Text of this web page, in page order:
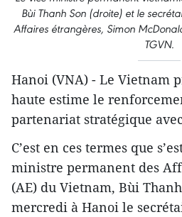
Bùi Thanh Son (droite) et le
Affaires étrangères, Simon
TGVN.
Hanoi (VNA) - Le Vietnam
haute estime le
partenariat stratégique
C’est en ces termes que
ministre permanent des
(AE) du Vietnam, Bùi
mercredi à Hanoi le